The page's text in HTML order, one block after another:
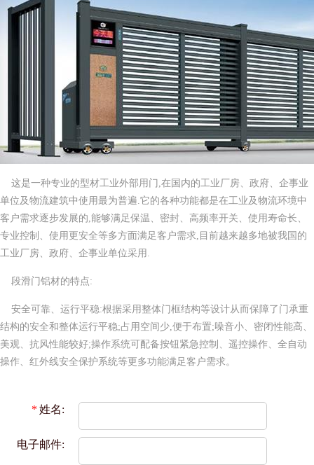
这是一种专业的型材工业外部用门,在国内的工业厂房、政府、企事业
单位及物流建筑中使用最为普遍.它的各种功能都是在工业及物流环境中
客户需求逐步发展的,能够满足保温、密封、高频率开关、使用寿命长、
专业控制、使用更安全等多方面满足客户需求,目前越来越多地被我国的
工业厂房、政府、企事业单位采用.
段滑门铝材的特点:
安全可靠、运行平稳:根据采用整体门框结构等设计从而保障了门承重
结构的安全和整体运行平稳;占用空间少,便于布置;噪音小、密闭性能高、
美观、抗风性能较好;操作系统可配备按钮紧急控制、遥控操作、全自动
操作、红外线安全保护系统等更多功能满足客户需求。
* 姓名:
电子邮件: